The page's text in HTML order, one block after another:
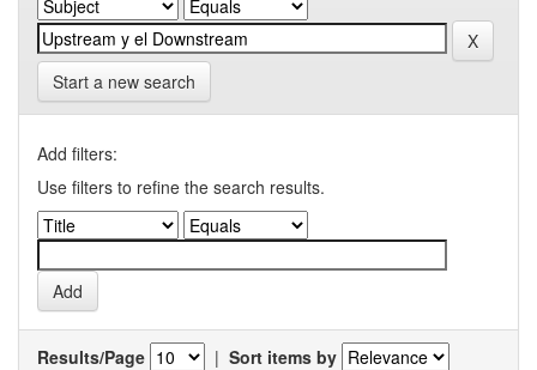
Start a new search
Add filters:
Use filters to refine the search results.
Results/Page | Sort items by